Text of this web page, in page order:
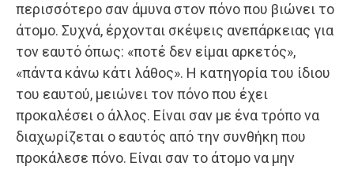
περισσότερο σαν άμυνα στον πόνο που βιώνει το
άτομο. Συχνά, έρχονται σκέψεις ανεπάρκειας για
τον εαυτό όπως: «ποτέ δεν είμαι αρκετός»,
«πάντα κάνω κάτι λάθος». Η κατηγορία του ίδιου
του εαυτού, μειώνει τον πόνο που έχει
προκαλέσει ο άλλος. Είναι σαν με ένα τρόπο να
διαχωρίζεται ο εαυτός από την συνθήκη που
προκάλεσε πόνο. Είναι σαν το άτομο να μην